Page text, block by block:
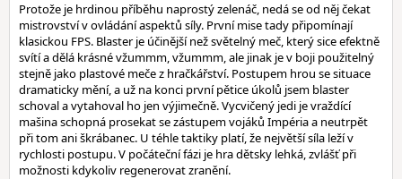
Protože je hrdinou příběhu naprostý zelenáč, nedá se od něj čekat
mistrovství v ovládání aspektů síly. První mise tady připomínají
klasickou FPS. Blaster je účinější než světelný meč, který sice efektně
svítí a dělá krásné vžummm, vžummm, ale jinak je v boji použitelný
stejně jako plastové meče z hračkářství. Postupem hrou se situace
dramaticky mění, a už na konci první pětice úkolů jsem blaster
schoval a vytahoval ho jen výjimečně. Vycvičený jedi je vraždící
mašina schopná prosekat se zástupem vojáků Impéria a neutrpět
při tom ani škrábanec. U téhle taktiky platí, že největší síla leží v
rychlosti postupu. V počáteční fázi je hra dětsky lehká, zvlášť při
možnosti kdykoliv regenerovat zranění.